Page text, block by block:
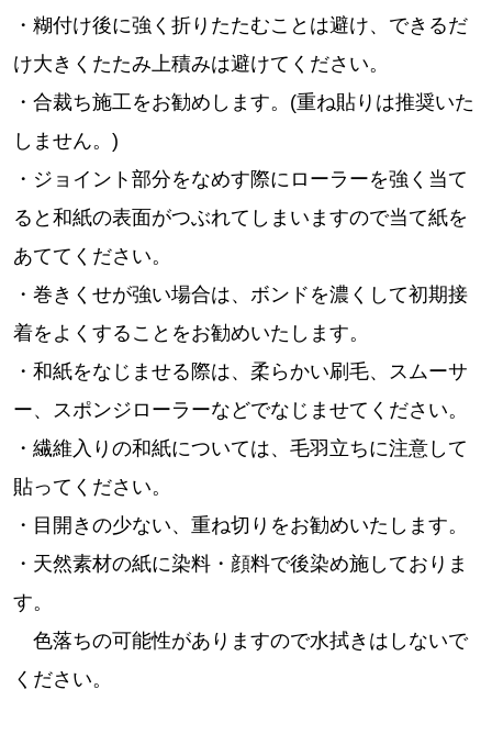
・糊付け後に強く折りたたむことは避け、できるだ
け大きくたたみ上積みは避けてください。
・合裁ち施工をお勧めします。(重ね貼りは推奨いた
しません。)
・ジョイント部分をなめす際にローラーを強く当て
ると和紙の表面がつぶれてしまいますので当て紙を
あててください。
・巻きくせが強い場合は、ボンドを濃くして初期接
着をよくすることをお勧めいたします。
・和紙をなじませる際は、柔らかい刷毛、スムーサ
ー、スポンジローラーなどでなじませてください。
・繊維入りの和紙については、毛羽立ちに注意して
貼ってください。
・目開きの少ない、重ね切りをお勧めいたします。
・天然素材の紙に染料・顔料で後染め施しておりま
す。
色落ちの可能性がありますので水拭きはしないで
ください。